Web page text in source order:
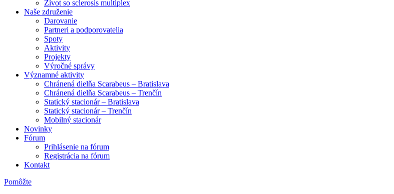
Život so sclerosis multiplex
Naše združenie
Darovanie
Partneri a podporovatelia
Spoty
Aktivity
Projekty
Výročné správy
Významné aktivity
Chránená dielňa Scarabeus – Bratislava
Chránená dielňa Scarabeus – Trenčín
Statický stacionár – Bratislava
Statický stacionár – Trenčín
Mobilný stacionár
Novinky
Fórum
Prihlásenie na fórum
Registrácia na fórum
Kontakt
Pomôžte